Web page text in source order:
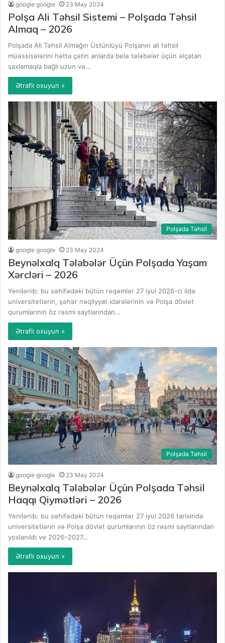
google google 23 May 2024
Polşa Ali Təhsil Sistemi – Polşada Təhsil
Almaq – 2026
Polşada Ali Təhsil Almağın Üstünlüyü Polşanın ali təhsil
müəssisələrini hətta çətin anlarda belə tələbələr üçün əlçatan
saxlamaqla bağlı uzun və…
Ətraflı oxuyun »
Polşada Təhsil
google google 23 May 2024
Beynəlxalq Tələbələr Üçün Polşada Yaşam
Xərcləri – 2026
Yenilənib: bu səhifədəki bütün rəqəmlər 27 iyul 2026-cı ildə
universitetlərin, şəhər nəqliyyat idarələrinin və Polşa dövlət
qurumlarının öz rəsmi saytlarından…
Ətraflı oxuyun »
Polşada Təhsil
google google 23 May 2024
Beynəlxalq Tələbələr Üçün Polşada Təhsil
Haqqı Qiymətləri – 2026
Yenilənib: bu səhifədəki bütün rəqəmlər 27 iyul 2026 tarixində
universitetlərin və Polşa dövlət qurumlarının öz rəsmi saytlarından
yoxlanılıb və 2026–2027…
Ətraflı oxuyun »